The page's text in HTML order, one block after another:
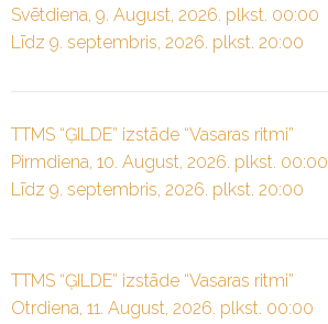
Svētdiena, 9. August, 2026. plkst. 00:00
Līdz 9. septembris, 2026. plkst. 20:00
TTMS “ĢILDE” izstāde “Vasaras ritmi”
Pirmdiena, 10. August, 2026. plkst. 00:00
Līdz 9. septembris, 2026. plkst. 20:00
TTMS “ĢILDE” izstāde “Vasaras ritmi”
Otrdiena, 11. August, 2026. plkst. 00:00